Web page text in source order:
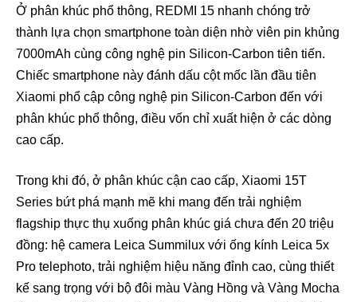
Ở phân khúc phổ thông, REDMI 15 nhanh chóng trở
thành lựa chọn smartphone toàn diện nhờ viên pin khủng
7000mAh cùng công nghệ pin Silicon-Carbon tiên tiến.
Chiếc smartphone này đánh dấu cột mốc lần đầu tiên
Xiaomi phổ cập công nghệ pin Silicon-Carbon đến với
phân khúc phổ thông, điều vốn chỉ xuất hiện ở các dòng
cao cấp.
Trong khi đó, ở phân khúc cận cao cấp, Xiaomi 15T
Series bứt phá mạnh mẽ khi mang đến trải nghiệm
flagship thực thụ xuống phân khúc giá chưa đến 20 triệu
đồng: hệ camera Leica Summilux với ống kính Leica 5x
Pro telephoto, trải nghiệm hiệu năng đỉnh cao, cùng thiết
kế sang trọng với bộ đôi màu Vàng Hồng và Vàng Mocha